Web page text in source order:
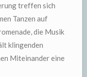
treffen sich
Tanzen auf
die Musik
klingenden
Miteinander eine